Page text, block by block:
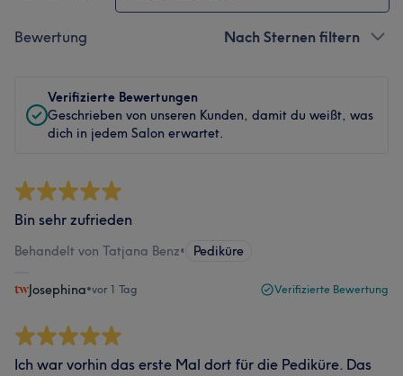
Bewertung Nach Sternen filtern
Verifizierte Bewertungen
Geschrieben von unseren Kunden, damit du weißt, was
dich in jedem Salon erwartet.
Bin sehr zufrieden
Behandelt von Tatjana Benz• Pediküre
Josephina•vor 1 Tag Verifizierte Bewertung
Ich war vorhin das erste Mal dort für die Pediküre. Das